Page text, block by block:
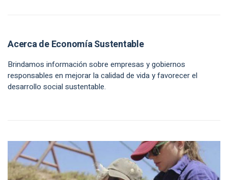
Acerca de Economía Sustentable
Brindamos información sobre empresas y gobiernos
responsables en mejorar la calidad de vida y favorecer el
desarrollo social sustentable.